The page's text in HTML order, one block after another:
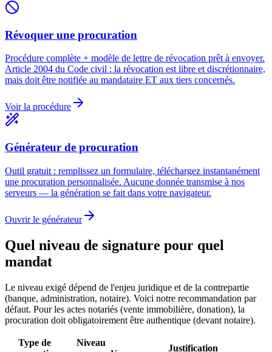
Révoquer une procuration
Procédure complète + modèle de lettre de révocation prêt à envoyer.
Article 2004 du Code civil : la révocation est libre et discrétionnaire,
mais doit être notifiée au mandataire ET aux tiers concernés.
Voir la procédure
Générateur de procuration
Outil gratuit : remplissez un formulaire, téléchargez instantanément
une procuration personnalisée. Aucune donnée transmise à nos
serveurs — la génération se fait dans votre navigateur.
Ouvrir le générateur
Quel niveau de signature pour quel
mandat
Le niveau exigé dépend de l'enjeu juridique et de la contrepartie
(banque, administration, notaire). Voici notre recommandation par
défaut. Pour les actes notariés (vente immobilière, donation), la
procuration doit obligatoirement être authentique (devant notaire).
Type de
Niveau
Justification